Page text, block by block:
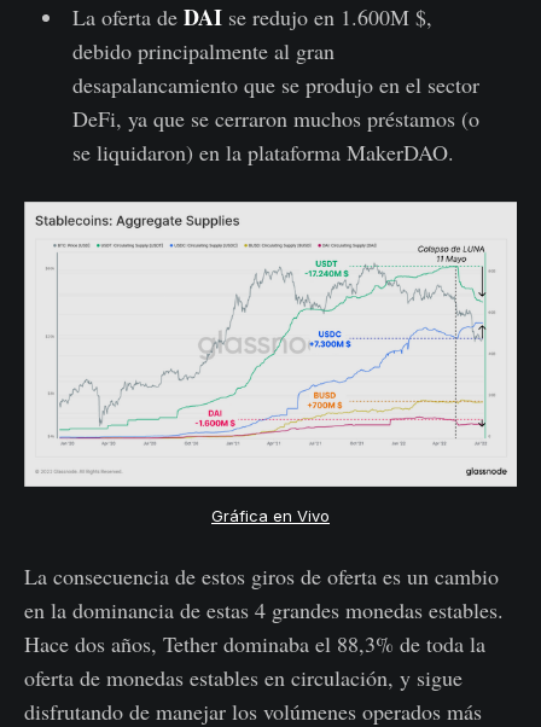
La oferta de DAIse redujo en 1.600M $,
debido principalmente al gran
desapalancamiento que se produjo en el sector
DeFi, ya que se cerraron muchos préstamos (o
se liquidaron) en la plataforma MakerDAO.
Gráfica en Vivo
La consecuencia de estos giros de oferta es un cambio
en la dominancia de estas 4 grandes monedas estables.
Hace dos años, Tether dominaba el 88,3% de toda la
oferta de monedas estables en circulación, y sigue
disfrutando de manejar los volúmenes operados más